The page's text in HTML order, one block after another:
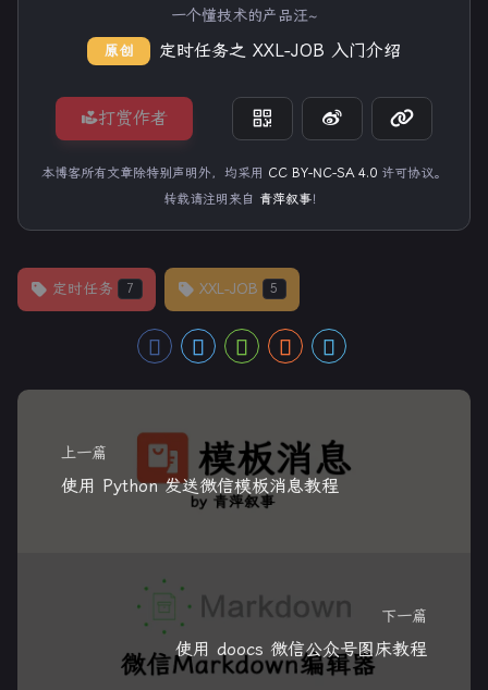
一个懂技术的产品汪~
原创 定时任务之 XXL-JOB 入门介绍
打赏作者
本博客所有文章除特别声明外，均采用 CC BY-NC-SA 4.0 许可协议。
转载请注明来自 青萍叙事！
定时任务 7 XXL-JOB 5
上一篇
使用 Python 发送微信模板消息教程
下一篇
使用 doocs 微信公众号图床教程